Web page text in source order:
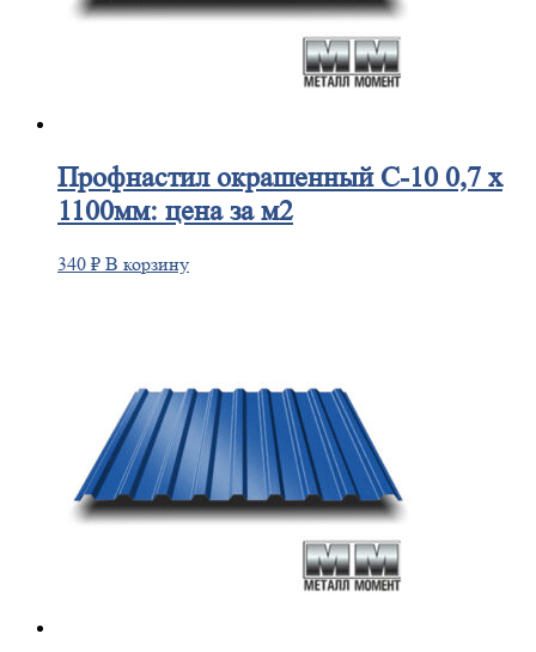
Профнастилокрашенный С-10 0,7 х
1100мм: цена за м2
340 ₽ В корзину